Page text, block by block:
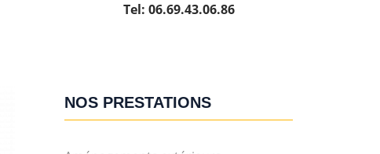
Tel: 06.69.43.06.86
NOS PRESTATIONS